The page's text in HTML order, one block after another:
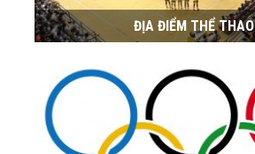
ĐỊA ĐIỂM THỂ THAO